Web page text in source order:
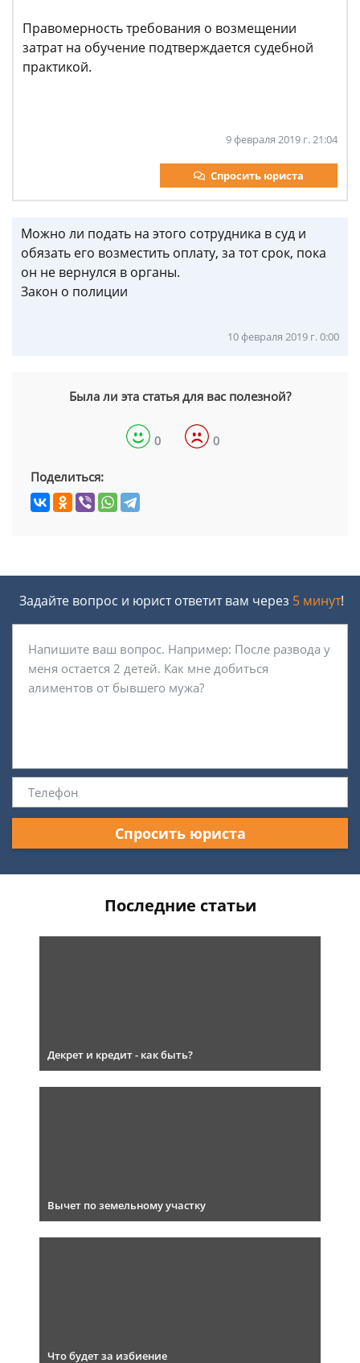
Правомерность требования о возмещении
затрат на обучение подтверждается судебной
практикой.
9 февраля 2019 г. 21:04
Спросить юриста
Можно ли подать на этого сотрудника в суд и
обязать его возместить оплату, за тот срок, пока
он не вернулся в органы.
Закон о полиции
10 февраля 2019 г. 0:00
Была ли эта статья для вас полезной?
0 0
Поделиться:
Задайте вопрос и юрист ответит вам через 5 минут!
Спросить юриста
Последние статьи
Декрет и кредит - как быть?
Вычет по земельному участку
Что будет за избиение